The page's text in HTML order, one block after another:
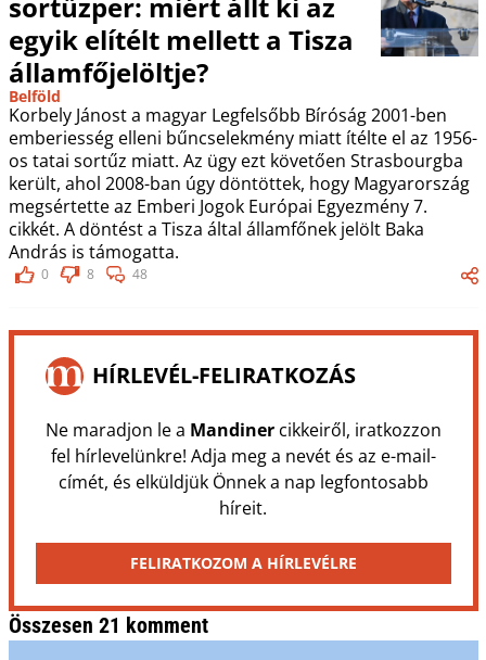
egyik elítélt mellett a Tisza
államfőjelöltje?
Belföld
Korbely Jánost a magyar Legfelsőbb Bíróság 2001-ben
emberiesség elleni bűncselekmény miatt ítélte el az 1956-
os tatai sortűz miatt. Az ügy ezt követően Strasbourgba
került, ahol 2008-ban úgy döntöttek, hogy Magyarország
megsértette az Emberi Jogok Európai Egyezmény 7.
cikkét. A döntést a Tisza által államfőnek jelölt Baka
András is támogatta.
0 8 48
HÍRLEVÉL-FELIRATKOZÁS
Ne maradjon le a Mandinercikkeiről, iratkozzon
fel hírlevelünkre! Adja meg a nevét és az e-mail-
címét, és elküldjük Önnek a nap legfontosabb
híreit.
FELIRATKOZOM A HÍRLEVÉLRE
Összesen 21 komment